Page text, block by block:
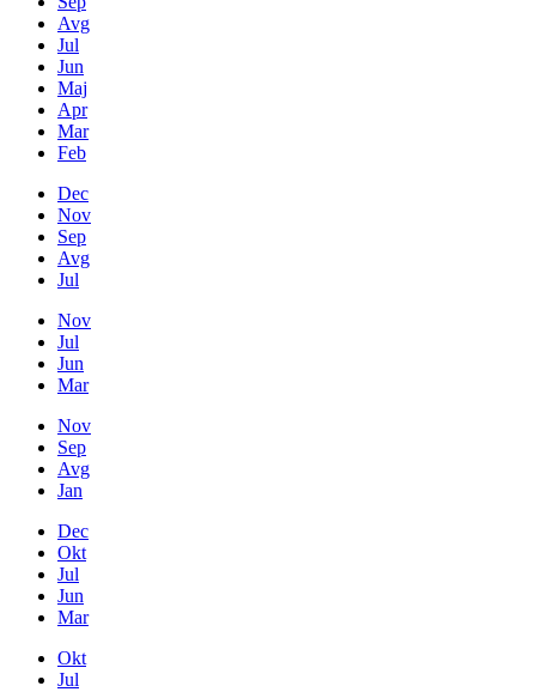
Avg
Jul
Jun
Maj
Apr
Mar
Feb
Dec
Nov
Sep
Avg
Jul
Nov
Jul
Jun
Mar
Nov
Sep
Avg
Jan
Dec
Okt
Jul
Jun
Mar
Okt
Jul